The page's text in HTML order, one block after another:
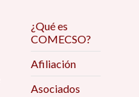
¿Qué es
COMECSO?
Afiliación
Asociados